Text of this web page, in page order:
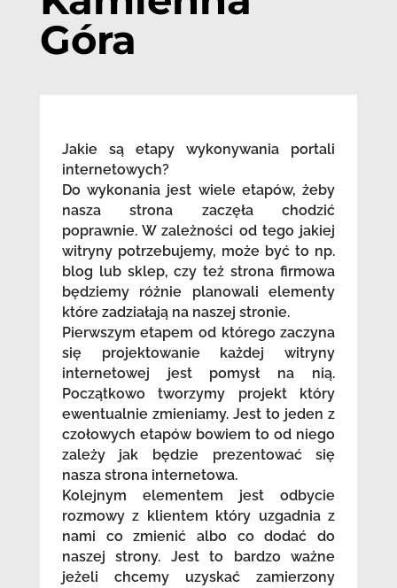
Góra
Jakie są etapy wykonywania portali
internetowych?
Do wykonania jest wiele etapów, żeby
nasza strona zaczęła chodzić
poprawnie. W zależności od tego jakiej
witryny potrzebujemy, może być to np.
blog lub sklep, czy też strona firmowa
będziemy różnie planowali elementy
które zadziałają na naszej stronie.
Pierwszym etapem od którego zaczyna
się projektowanie każdej witryny
internetowej jest pomysł na nią.
Początkowo tworzymy projekt który
ewentualnie zmieniamy. Jest to jeden z
czołowych etapów bowiem to od niego
zależy jak będzie prezentować się
nasza strona internetowa.
Kolejnym elementem jest odbycie
rozmowy z klientem który uzgadnia z
nami co zmienić albo co dodać do
naszej strony. Jest to bardzo ważne
jeżeli chcemy uzyskać zamierzony